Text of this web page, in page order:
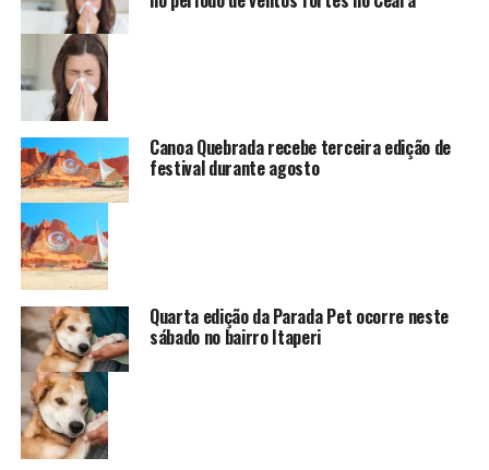
Canoa Quebrada recebe terceira edição de
festival durante agosto
Quarta edição da Parada Pet ocorre neste
sábado no bairro Itaperi